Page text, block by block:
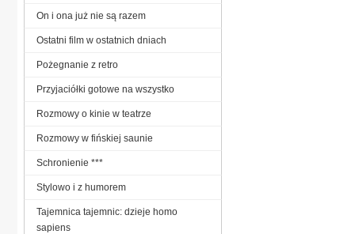
On i ona już nie są razem
Ostatni film w ostatnich dniach
Pożegnanie z retro
Przyjaciółki gotowe na wszystko
Rozmowy o kinie w teatrze
Rozmowy w fińskiej saunie
Schronienie ***
Stylowo i z humorem
Tajemnica tajemnic: dzieje homo
sapiens